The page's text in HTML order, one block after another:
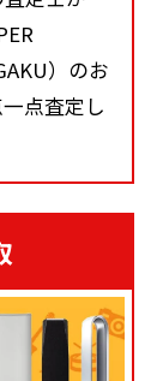
）のお
点査定し